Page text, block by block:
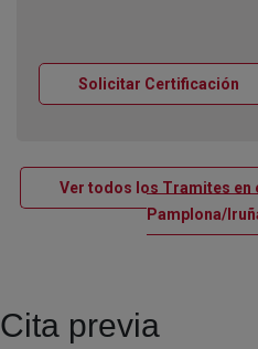
Solicitar Certificación
Ver todos los Tramites en
Pamplona/
Cita previa